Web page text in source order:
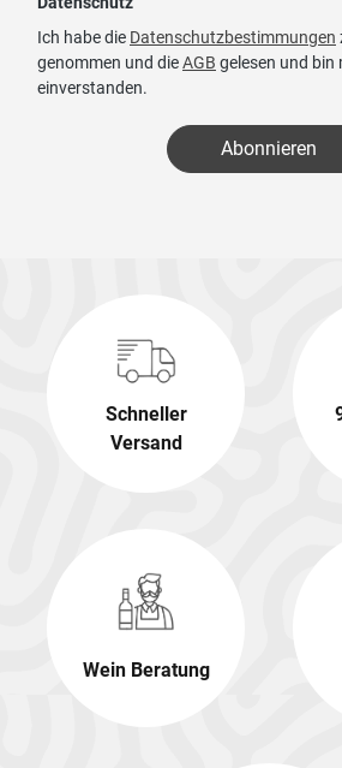
Ich habe die Datenschutzbestimmungen
genommen und dieAGB gelesen und bin
einverstanden.
Abonnieren
Schneller
Versand
Wein Beratung